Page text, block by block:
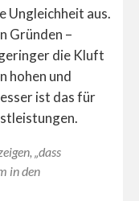
Ungleichheit aus.
Gründen –
die Kluft
hohen und
ist das für
„dass
in den